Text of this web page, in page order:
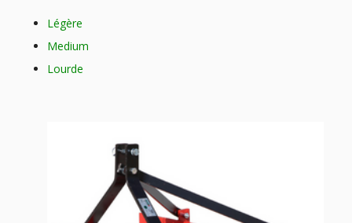
Légère
Medium
Lourde